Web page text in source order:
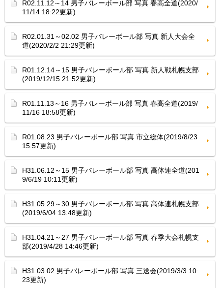
R02.11.12～14 男子バレーボール部 写真 春高全道(2020/
11/14 18:22更新)
R02.01.31～02.02 男子バレーボール部 写真 新人大会全
道(2020/2/2 21:29更新)
R01.12.14～15 男子バレーボール部 写真 新人戦札幌支部
(2019/12/15 21:52更新)
R01.11.13～16 男子バレーボール部 写真 春高全道(2019/
11/16 18:58更新)
R01.08.23 男子バレーボール部 写真 市立総体(2019/8/23
15:57更新)
H31.06.12～15 男子バレーボール部 写真 高体連全道(201
9/6/19 10:11更新)
H31.05.29～30 男子バレーボール部 写真 高体連札幌支部
(2019/6/04 13:48更新)
H31.04.21～27 男子バレーボール部 写真 春季大会札幌支
部(2019/4/28 14:46更新)
H31.03.02 男子バレーボール部 写真 三送会(2019/3/3 10:
23更新)